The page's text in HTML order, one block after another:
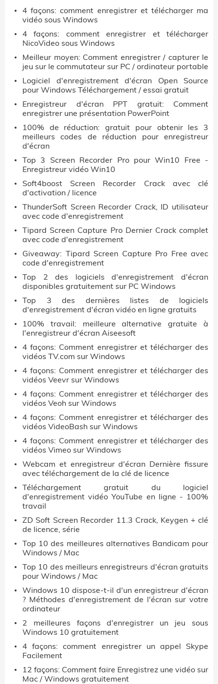
4 façons: comment enregistrer et télécharger ma
vidéo sous Windows
4 façons: comment enregistrer et télécharger
NicoVideo sous Windows
Meilleur moyen: Comment enregistrer / capturer le
jeu sur le commutateur sur PC / ordinateur portable
Logiciel d'enregistrement d'écran Open Source
pour Windows Téléchargement / essai gratuit
Enregistreur d'écran PPT gratuit: Comment
enregistrer une présentation PowerPoint
100% de réduction: gratuit pour obtenir les 3
meilleurs codes de réduction pour enregistreur
d'écran
Top 3 Screen Recorder Pro pour Win10 Free -
Enregistreur vidéo Win10
Soft4boost Screen Recorder Crack avec clé
d'activation / licence
ThunderSoft Screen Recorder Crack, ID utilisateur
avec code d'enregistrement
Tipard Screen Capture Pro Dernier Crack complet
avec code d'enregistrement
Giveaway: Tipard Screen Capture Pro Free avec
code d'enregistrement
Top 2 des logiciels d'enregistrement d'écran
disponibles gratuitement sur PC Windows
Top 3 des dernières listes de logiciels
d'enregistrement d'écran vidéo en ligne gratuits
100% travail: meilleure alternative gratuite à
l'enregistreur d'écran Aiseesoft
4 façons: Comment enregistrer et télécharger des
vidéos TV.com sur Windows
4 façons: Comment enregistrer et télécharger des
vidéos Veevr sur Windows
4 façons: Comment enregistrer et télécharger des
vidéos Veoh sur Windows
4 façons: Comment enregistrer et télécharger des
vidéos VideoBash sur Windows
4 façons: Comment enregistrer et télécharger des
vidéos Vimeo sur Windows
Webcam et enregistreur d'écran Dernière fissure
avec téléchargement de la clé de licence
Téléchargement gratuit du logiciel
d'enregistrement vidéo YouTube en ligne - 100%
travail
ZD Soft Screen Recorder 11.3 Crack, Keygen + clé
de licence, série
Top 10 des meilleures alternatives Bandicam pour
Windows / Mac
Top 10 des meilleurs enregistreurs d'écran gratuits
pour Windows / Mac
Windows 10 dispose-t-il d'un enregistreur d'écran
? Méthodes d'enregistrement de l'écran sur votre
ordinateur
2 meilleures façons d'enregistrer un jeu sous
Windows 10 gratuitement
4 façons: comment enregistrer un appel Skype
Facilement
12 façons: Comment faire Enregistrez une vidéo sur
Mac / Windows gratuitement